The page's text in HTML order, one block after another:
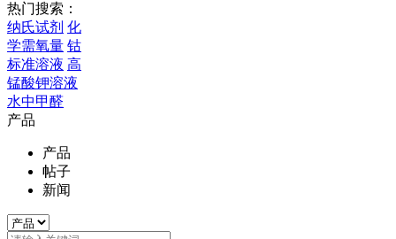
热门搜索：
纳氏试剂 化
学需氧量 钴
标准溶液 高
锰酸钾溶液
水中甲醛
产品
产品
帖子
新闻